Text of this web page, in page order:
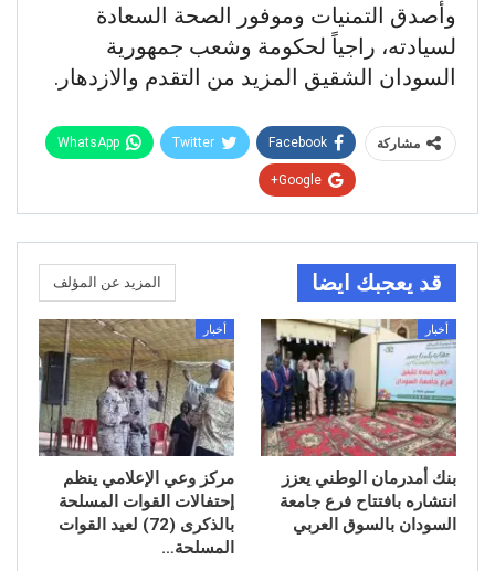
وأصدق التمنيات وموفور الصحة السعادة
لسيادته، راجياً لحكومة وشعب جمهورية
السودان الشقيق المزيد من التقدم والازدهار.
مشاركة Facebook
Twitter
WhatsApp
Google+
قد يعجبك ايضا المزيد عن المؤلف
أخبار
بنك أمدرمان الوطني يعزز
انتشاره بافتتاح فرع جامعة
السودان بالسوق العربي
أخبار
مركز وعي الإعلامي ينظم
إحتفالات القوات المسلحة
بالذكرى (72) لعيد القوات
المسلحة…